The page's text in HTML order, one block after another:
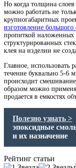
Но когда толщина
можно работать не
крупногабаритных
изготовление большого
пропиткой наложенных
структурированных
клея на изделии не
Главное, использовать
течение буквально 5-6
происходит
образом можно
продается в емкостях
Полезно узнать >
эпоксидные
и их назначение
Рейтинг статьи